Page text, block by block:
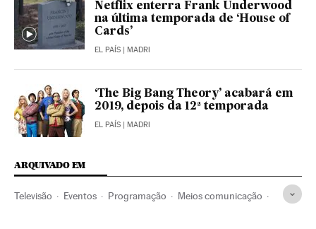
Netflix enterra Frank Underwood
na última temporada de ‘House of
Cards’
EL PAÍS | MADRI
‘The Big Bang Theory’ acabará em
2019, depois da 12ª temporada
EL PAÍS | MADRI
ARQUIVADO EM
Televisão Eventos Programação Meios comunicação